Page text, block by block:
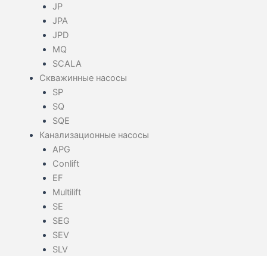
JP
JPA
JPD
MQ
SCALA
Скважинные насосы
SP
SQ
SQE
Канализационные насосы
APG
Conlift
EF
Multilift
SE
SEG
SEV
SLV